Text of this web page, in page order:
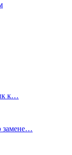
к…
замене…